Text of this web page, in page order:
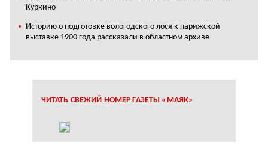
Куркино
Историю о подготовке вологодского лося к парижской
выставке 1900 года рассказали в областном архиве
ЧИТАТЬ СВЕЖИЙ НОМЕР ГАЗЕТЫ «МАЯК»